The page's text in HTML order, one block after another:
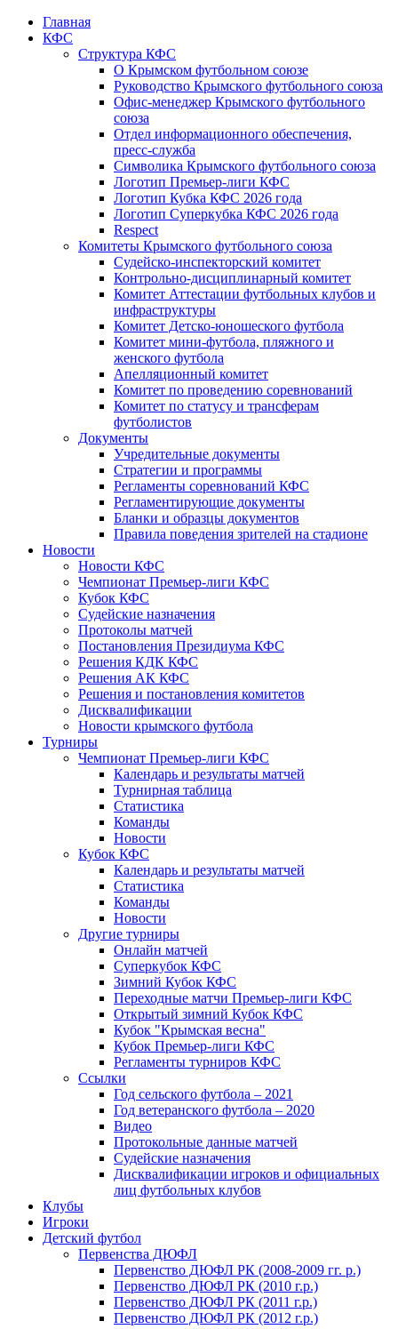
Главная
КФС
Структура КФС
О Крымском футбольном союзе
Руководство Крымского футбольного союза
Офис-менеджер Крымского футбольного
союза
Отдел информационного обеспечения,
пресс-служба
Символика Крымского футбольного союза
Логотип Премьер-лиги КФС
Логотип Кубка КФС 2026 года
Логотип Суперкубка КФС 2026 года
Respect
Комитеты Крымского футбольного союза
Судейско-инспекторский комитет
Контрольно-дисциплинарный комитет
Комитет Аттестации футбольных клубов и
инфраструктуры
Комитет Детско-юношеского футбола
Комитет мини-футбола, пляжного и
женского футбола
Апелляционный комитет
Комитет по проведению соревнований
Комитет по статусу и трансферам
футболистов
Документы
Учредительные документы
Стратегии и программы
Регламенты соревнований КФС
Регламентирующие документы
Бланки и образцы документов
Правила поведения зрителей на стадионе
Новости
Новости КФС
Чемпионат Премьер-лиги КФС
Кубок КФС
Судейские назначения
Протоколы матчей
Постановления Президиума КФС
Решения КДК КФС
Решения АК КФС
Решения и постановления комитетов
Дисквалификации
Новости крымского футбола
Турниры
Чемпионат Премьер-лиги КФС
Календарь и результаты матчей
Турнирная таблица
Статистика
Команды
Новости
Кубок КФС
Календарь и результаты матчей
Статистика
Команды
Новости
Другие турниры
Онлайн матчей
Суперкубок КФС
Зимний Кубок КФС
Переходные матчи Премьер-лиги КФС
Открытый зимний Кубок КФС
Кубок "Крымская весна"
Кубок Премьер-лиги КФС
Регламенты турниров КФС
Ссылки
Год сельского футбола – 2021
Год ветеранского футбола – 2020
Видео
Протокольные данные матчей
Судейские назначения
Дисквалификации игроков и официальных
лиц футбольных клубов
Клубы
Игроки
Детский футбол
Первенства ДЮФЛ
Первенство ДЮФЛ РК (2008-2009 гг. р.)
Первенство ДЮФЛ РК (2010 г.р.)
Первенство ДЮФЛ РК (2011 г.р.)
Первенство ДЮФЛ РК (2012 г.р.)